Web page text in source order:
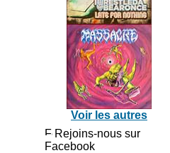
Voir les autres
Rejoins-nous sur
Facebook